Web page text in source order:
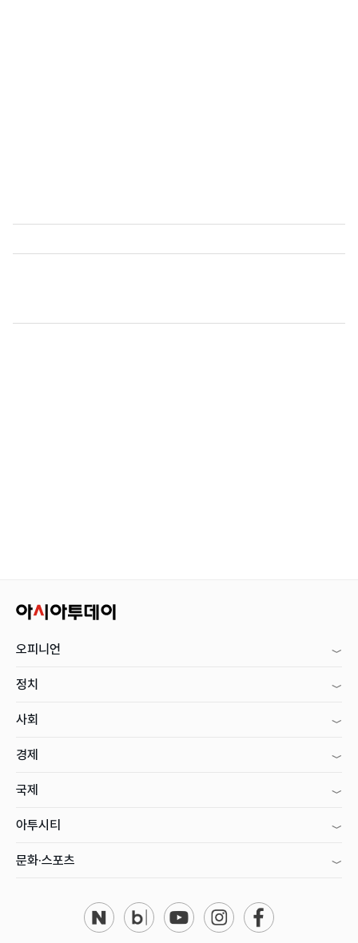
오피니언
정치
사회
경제
국제
아투시티
문화·스포츠